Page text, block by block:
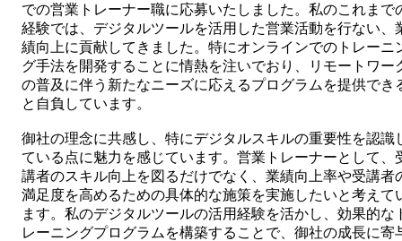
での営業トレーナー職に応募いたしました。私のこれまで
経験では、デジタルツールを活用した営業活動を行ない、
績向上に貢献してきました。特にオンラインでのトレーニ
グ手法を開発することに情熱を注いでおり、リモートワー
の普及に伴う新たなニーズに応えるプログラムを提供でき
と自負しています。
御社の理念に共感し、特にデジタルスキルの重要性を認識
ている点に魅力を感じています。営業トレーナーとして、
講者のスキル向上を図るだけでなく、業績向上率や受講者
満足度を高めるための具体的な施策を実施したいと考えて
ます。私のデジタルツールの活用経験を活かし、効果的な
レーニングプログラムを構築することで、御社の成長に寄